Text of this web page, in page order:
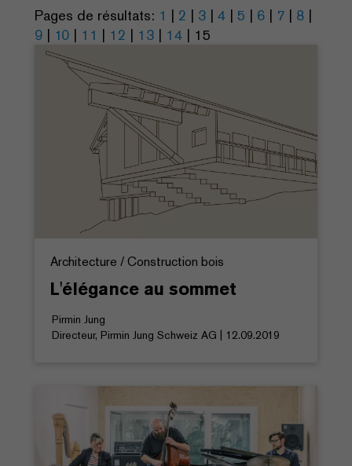
Pages de résultats: 1 | 2 | 3 | 4 | 5 | 6 | 7 | 8 |
9 | 10 | 11 | 12 | 13 | 14 | 15
Architecture / Construction bois
L'élégance au sommet
Pirmin Jung
Directeur, Pirmin Jung Schweiz AG | 12.09.2019